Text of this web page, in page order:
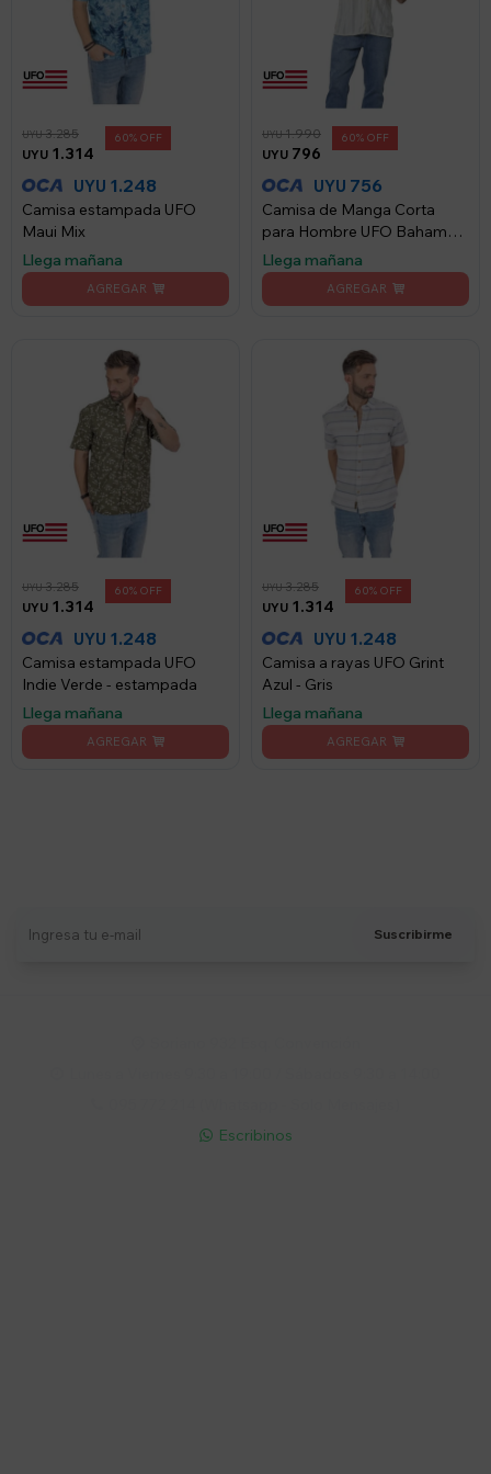
UYU 1.314
UYU3.285 60
UYU 1.248
Camisa estampada UFO
Maui Mix
Llega mañana
UYU 796
UYU1.990 60
UYU 756
Camisa de Manga Corta
para Hombre UFO Bahamas
Blanco - Blanco
Llega mañana
UYU 1.314
UYU3.285 60
UYU 1.248
Camisa estampada UFO
Indie Verde - estampada
Llega mañana
UYU 1.314
UYU3.285 60
UYU 1.248
Camisa a rayas UFO Grint
Azul - Gris
Llega mañana
Suscribirme
 Escribinos